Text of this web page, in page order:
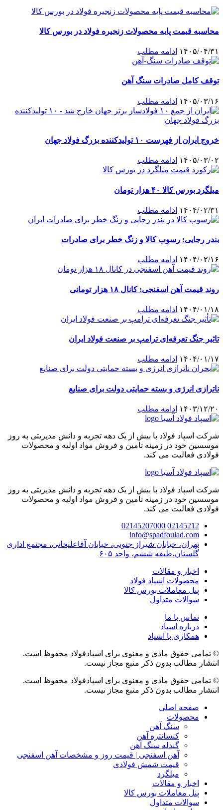
محاسبه قیمت پایه محصولات زنجیره فولاد در بورس کالا
۱۴۰۵/۰۴/۳۱ ادامه مطلب
توقف کامل صادرات سنگ آهن
۱۴۰۵/۰۳/۱۶ ادامه مطلب
خروج ایران از فهرست ۱۰ تولیدکننده بزرگ فولاد جهان
۱۴۰۵/۰۳/۰۲ ادامه مطلب
میلگرد بورس کالا ۴۰ هزار تومان
۱۴۰۴/۰۲/۳۱ ادامه مطلب
بندر رجایی: رسوب کالا و زنگ خطر برای صادرات
۱۴۰۴/۰۲/۱۶ ادامه مطلب
روند قیمت آهن اسفنجی: کانال ۱۸ هزار تومانی
۱۴۰۴/۰۱/۱۸ ادامه مطلب
تاثیر جنگ تعرفه‌ای ترامپ بر صنعت فولاد ایران
۱۴۰۴/۰۱/۱۷ ادامه مطلب
ناترازی انرژی و بسته حمایتی دولت برای صنایع
۱۴۰۳/۱۲/۲۰ ادامه مطلب
شرکت اسپاد فولاد با بیش از یک دهه تجربه و دانش مدیریتی به روز
موسسین خود در زمینه تامین و فروش مواد اولیه و محصولات
فولادی فعالیت می کند.
شرکت اسپاد فولاد با بیش از یک دهه تجربه و دانش مدیریتی به روز
موسسین خود در زمینه تامین و فروش مواد اولیه و محصولات
فولادی فعالیت می کند.
02145212
02145207000
info@spadfoulad.com
تهران، خیابان شیراز جنوبی، خیابان آقاعلیخانی، مجتمع اداری
گلستان،طبقه ششم، واحد ۶۰۵
اخبار و مقالات
محصولات اسپاد فولاد
پنل معاملات بورس کالا
سوالات متداول
تماس با ما
درباره اسپاد
همکاری با اسپاد
© تمامی حقوق مادی و معنوی برای اسپادفولاد محفوظ است.
انتشار مطالب بدون ذکر منبع مجاز نیست.
© تمامی حقوق مادی و معنوی برای اسپادفولاد محفوظ است.
انتشار مطالب بدون ذکر منبع مجاز نیست.
صفحه اصلی
محصولات
سنگ آهن
کنسانتره آهن
گندله سنگ آهن
آهن اسفنجی | قیمت روز و مشخصات آهن اسفنجی
قیمت شمش فولادی
میلگرد
اخبار و مقالات
پنل معاملات بورس کالا
سوالات متداول